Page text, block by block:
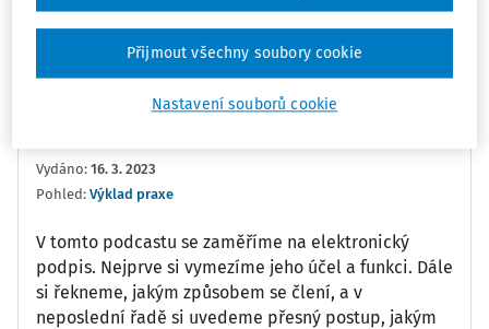
Vydáno: 16. 3. 2023
Pohled: Výklad praxe
V tomto podcastu se zaměříme na elektronický
podpis. Nejprve si vymezíme jeho účel a funkci. Dále
si řekneme, jakým způsobem se člení, a v
neposlední řadě si uvedeme přesný postup, jakým
Nastavení souborů cookie
Přijmout všechny soubory cookie